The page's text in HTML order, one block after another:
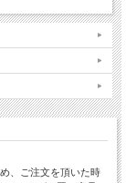
、ご注文を頂いた時